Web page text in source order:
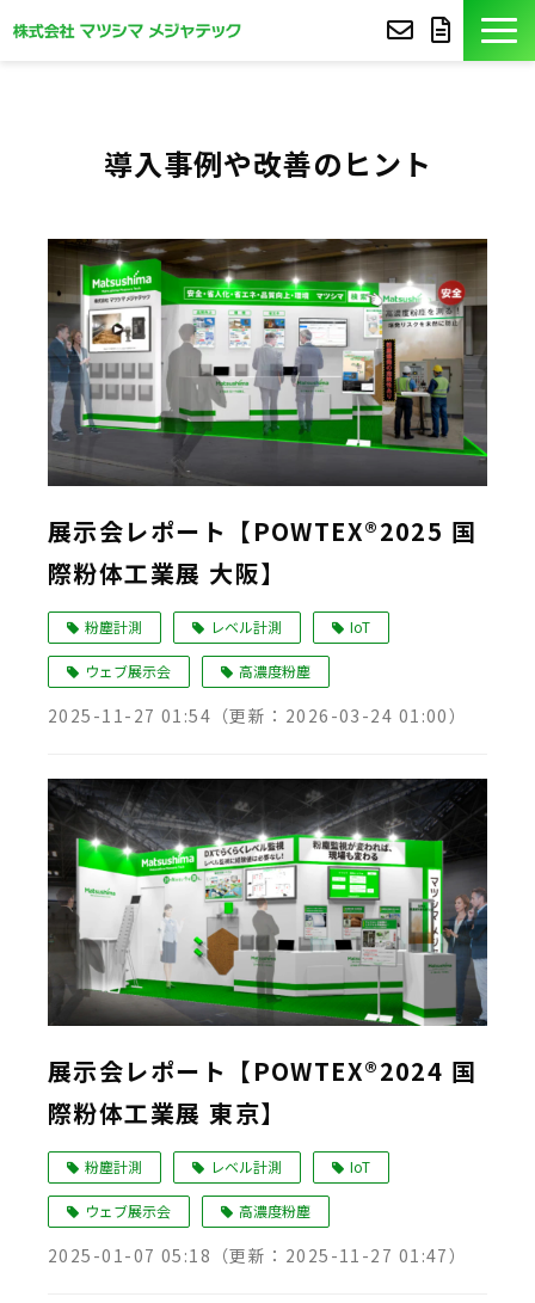
コア技術
セミナー
よくあるご質問
Language
導入事例や改善のヒント
展示会レポート【POWTEX®2025 国
際粉体工業展 大阪】
粉塵計測 レベル計測 IoT
ウェブ展示会 高濃度粉塵
2025-11-27 01:54 （更新： 2026-03-24 01:00）
展示会レポート【POWTEX®2024 国
際粉体工業展 東京】
粉塵計測 レベル計測 IoT
ウェブ展示会 高濃度粉塵
2025-01-07 05:18 （更新： 2025-11-27 01:47）